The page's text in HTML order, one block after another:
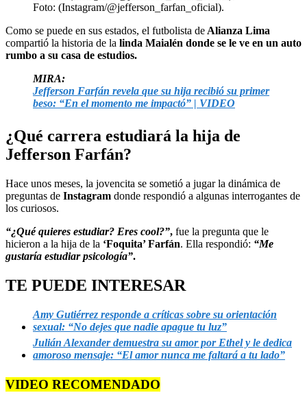
Foto: (Instagram/@jefferson_farfan_oficial).
Como se puede en sus estados, el futbolista de Alianza Lima
compartió la historia de la linda Maialén donde se le ve en un auto
rumbo a su casa de estudios.
MIRA:
Jefferson Farfán revela que su hija recibió su primer
beso: “En el momento me impactó” | VIDEO
¿Qué carrera estudiará la hija de
Jefferson Farfán?
Hace unos meses, la jovencita se sometió a jugar la dinámica de
preguntas de Instagram donde respondió a algunas interrogantes de
los curiosos.
“¿Qué quieres estudiar? Eres cool?”, fue la pregunta que le
hicieron a la hija de la ‘Foquita’ Farfán. Ella respondió: “Me
gustaría estudiar psicología”.
TE PUEDE INTERESAR
Amy Gutiérrez responde a críticas sobre su orientación
sexual: “No dejes que nadie apague tu luz”
Julián Alexander demuestra su amor por Ethel y le dedica
amoroso mensaje: “El amor nunca me faltará a tu lado”
VIDEO RECOMENDADO